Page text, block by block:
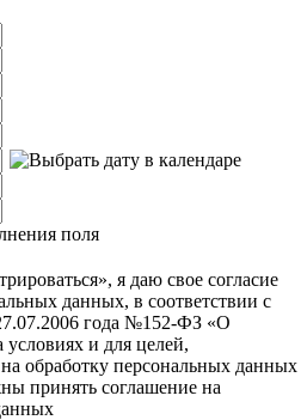
поля
я даю свое согласие
данных, в соответствии с
года №152-ФЗ «О
и для целей,
обработку персональных данных
принять соглашение на